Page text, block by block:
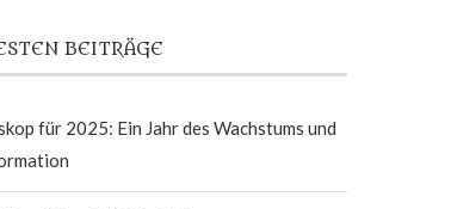
BEITRÄGE
für 2025: Ein Jahr des Wachstums und